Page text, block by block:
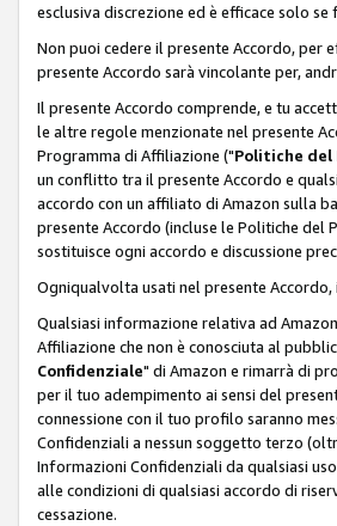
esclusiva discrezione ed è efficace solo
Non puoi cedere il presente Accordo, per
presente Accordo sarà vincolante per,
Il presente Accordo comprende, e tu
le altre regole menzionate nel presente
Programma di Affiliazione ("Politiche del
un conflitto tra il presente Accordo e
accordo con un affiliato di Amazon sulla
presente Accordo (incluse le Politiche del
sostituisce ogni accordo e discussione
Ogniqualvolta usati nel presente Accordo,
Qualsiasi informazione relativa ad
Affiliazione che non è conosciuta al
Confidenziale" di Amazon e rimarrà di
per il tuo adempimento ai sensi del
connessione con il tuo profilo saranno
Confidenziali a nessun soggetto terzo
Informazioni Confidenziali da qualsiasi
alle condizioni di qualsiasi accordo di
cessazione.